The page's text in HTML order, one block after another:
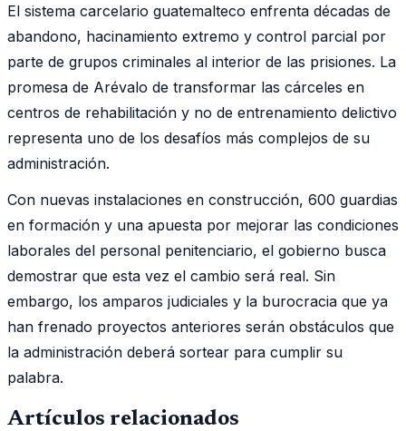
El sistema carcelario guatemalteco enfrenta décadas de
abandono, hacinamiento extremo y control parcial por
parte de grupos criminales al interior de las prisiones. La
promesa de Arévalo de transformar las cárceles en
centros de rehabilitación y no de entrenamiento delictivo
representa uno de los desafíos más complejos de su
administración.
Con nuevas instalaciones en construcción, 600 guardias
en formación y una apuesta por mejorar las condiciones
laborales del personal penitenciario, el gobierno busca
demostrar que esta vez el cambio será real. Sin
embargo, los amparos judiciales y la burocracia que ya
han frenado proyectos anteriores serán obstáculos que
la administración deberá sortear para cumplir su
palabra.
Artículos relacionados